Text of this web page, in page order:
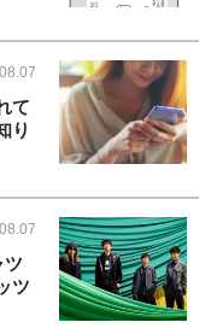
て
り
ツ
ツ